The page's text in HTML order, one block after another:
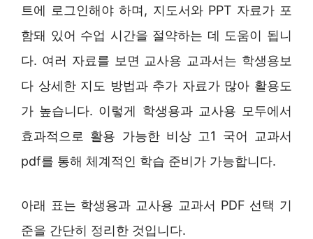
트에 로그인해야 하며, 지도서와 PPT 자료가 포
함돼 있어 수업 시간을 절약하는 데 도움이 됩니
다. 여러 자료를 보면 교사용 교과서는 학생용보
다 상세한 지도 방법과 추가 자료가 많아 활용도
가 높습니다. 이렇게 학생용과 교사용 모두에서
효과적으로 활용 가능한 비상 고1 국어 교과서
pdf를 통해 체계적인 학습 준비가 가능합니다.
아래 표는 학생용과 교사용 교과서 PDF 선택 기
준을 간단히 정리한 것입니다.